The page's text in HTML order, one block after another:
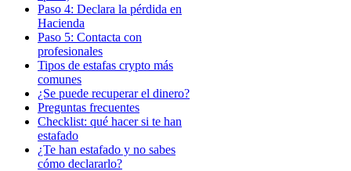
Paso 4: Declara la pérdida en
Hacienda
Paso 5: Contacta con
profesionales
Tipos de estafas crypto más
comunes
¿Se puede recuperar el dinero?
Preguntas frecuentes
Checklist: qué hacer si te han
estafado
¿Te han estafado y no sabes
cómo declararlo?